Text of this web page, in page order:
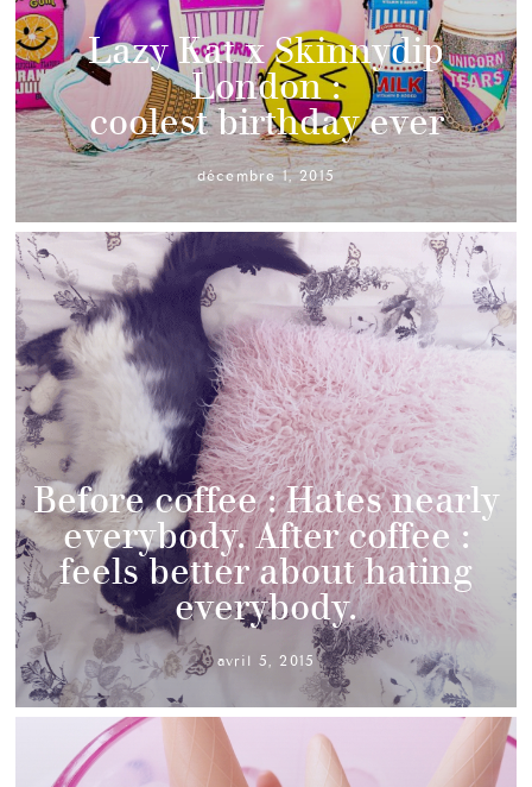
Lazy Kat x Skinnydip
London :
coolest birthday ever
décembre 1, 2015
Before coffee : Hates nearly
everybody. After coffee :
feels better about hating
everybody.
avril 5, 2015